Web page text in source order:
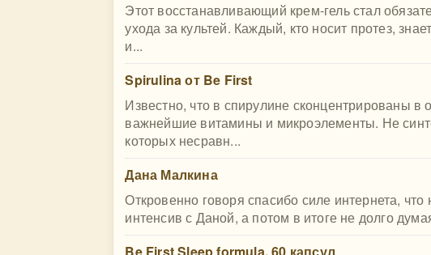
Этот восстанавливающий крем-гель стал
ухода за культей. Каждый, кто носит протез,
и...
Spirulina от Be First
Известно, что в спирулине сконцентрированы
важнейшие витамины и микроэлементы. Не
которых несравн...
Дана Малкина
Откровенно говоря спасибо силе интернета,
интенсив с Даной, а потом в итоге не долго